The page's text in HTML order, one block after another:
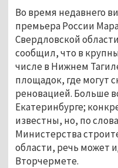
Во время недавнего
премьера России
Свердловской
сообщил, что в
числе в Нижнем
площадок, где могут
реновацией. Больше
Екатеринбурге;
известны, но, по
Министерства
области, речь может
Вторчермете.